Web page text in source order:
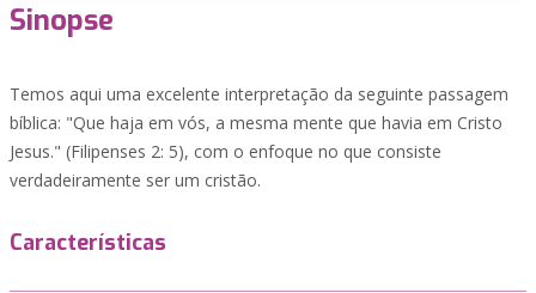
Sinopse
Temos aqui uma excelente interpretação da seguinte passagem
bíblica: "Que haja em vós, a mesma mente que havia em Cristo
Jesus." (Filipenses 2: 5), com o enfoque no que consiste
verdadeiramente ser um cristão.
Características